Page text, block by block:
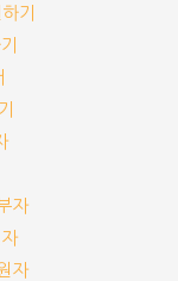
기
자
자